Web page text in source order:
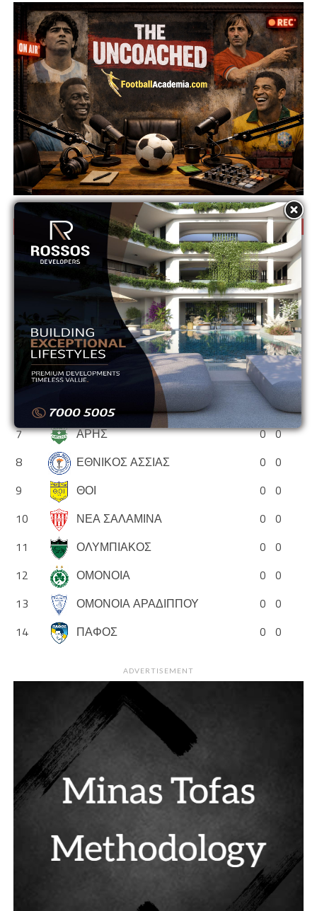
Κ16 Ανώτατη – Βαθμολογία 2026/27
Θέση Ομάδα P Pts
1
ΑΓΙΑ ΝΑΠΑ 0 0
ΑΕΚ 0 0
3
ΑΕΛ 0 0
ΑΝΟΡΘΩΣΗ 0 0
ΑΠΟΕΛ 0 0
ΑΠΟΛΛΩΝ 0 0
7
ΑΡΗΣ 0 0
8
ΕΘΝΙΚΟΣ ΑΣΣΙΑΣ 0 0
9
ΘΟΙ 0 0
10
ΝΕΑ ΣΑΛΑΜΙΝΑ 0 0
11
ΟΛΥΜΠΙΑΚΟΣ 0 0
12
ΟΜΟΝΟΙΑ 0 0
13
ΟΜΟΝΟΙΑ ΑΡΑΔΙΠΠΟΥ 0 0
14
ΠΑΦΟΣ 0 0
ADVERTISEMENT